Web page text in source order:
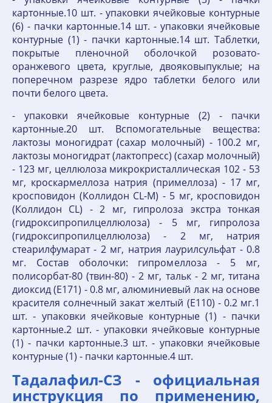
картонные.10 шт. - упаковки ячейковые контурные
(6) - пачки картонные.14 шт. - упаковки ячейковые
контурные (1) - пачки картонные.14 шт. Таблетки,
покрытые пленочной оболочкой розовато-
оранжевого цвета, круглые, двояковыпуклые; на
поперечном разрезе ядро таблетки белого или
почти белого цвета.
- упаковки ячейковые контурные (2) - пачки
картонные.20 шт. Вспомогательные вещества:
лактозы моногидрат (сахар молочный) - 100.2 мг,
лактозы моногидрат (лактопресс) (сахар молочный)
- 123 мг, целлюлоза микрокристаллическая 102 - 53
мг, кроскармеллоза натрия (примеллоза) - 17 мг,
кросповидон (Коллидон CL-M) - 5 мг, кросповидон
(Коллидон CL) - 2 мг, гипролоза экстра тонкая
(гидроксипропилцеллюлоза) - 5 мг, гипролоза
(гидроксипропилцеллюлоза) - 2 мг, натрия
стеарилфумарат - 2 мг, натрия лаурилсульфат - 0.8
мг. Состав оболочки: гипромеллоза - 5 мг,
полисорбат-80 (твин-80) - 2 мг, тальк - 2 мг, титана
диоксид (Е171) - 0.8 мг, алюминиевый лак на основе
красителя солнечный закат желтый (Е110) - 0.2 мг.1
шт. - упаковки ячейковые контурные (1) - пачки
картонные.2 шт. - упаковки ячейковые контурные
(1) - пачки картонные.3 шт. - упаковки ячейковые
контурные (1) - пачки картонные.4 шт.
Тадалафил-СЗ - официальная
инструкция по применению,